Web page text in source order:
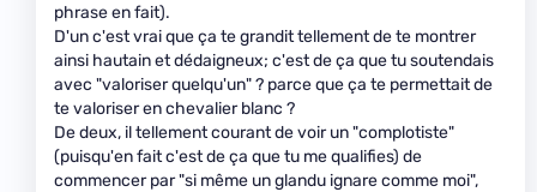
phrase en fait).
D'un c'est vrai que ça te grandit tellement de te montrer
ainsi hautain et dédaigneux; c'est de ça que tu soutendais
avec "valoriser quelqu'un" ? parce que ça te permettait de
te valoriser en chevalier blanc ?
De deux, il tellement courant de voir un "complotiste"
(puisqu'en fait c'est de ça que tu me qualifies) de
commencer par "si même un glandu ignare comme moi",